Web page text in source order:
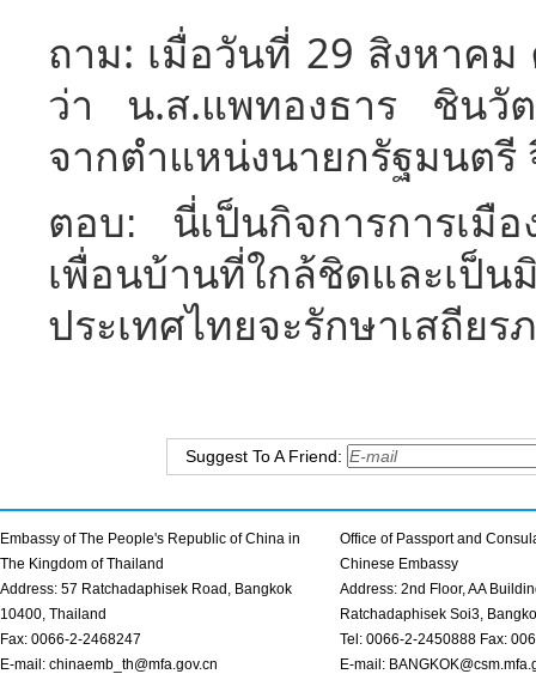
ถาม: เมื่อวันที่ 29 สิงหาค
ว่า น.ส.แพทองธาร ชินวั
จากตำแหน่งนายกรัฐมนตรี
ตอบ: นี่เป็นกิจการการเมื
เพื่อนบ้านที่ใกล้ชิดและเ
ประเทศไทยจะรักษาเสถีย
Suggest To A Friend:
Embassy of The People's Republic of China in
The Kingdom of Thailand
Address: 57 Ratchadaphisek Road, Bangkok
10400, Thailand
Fax: 0066-2-2468247
E-mail: chinaemb_th@mfa.gov.cn
Office of Passport and
Chinese Embassy
Address: 2nd Floor, AA
Ratchadaphisek Soi3,
Tel: 0066-2-2450888 Fax:
E-mail: